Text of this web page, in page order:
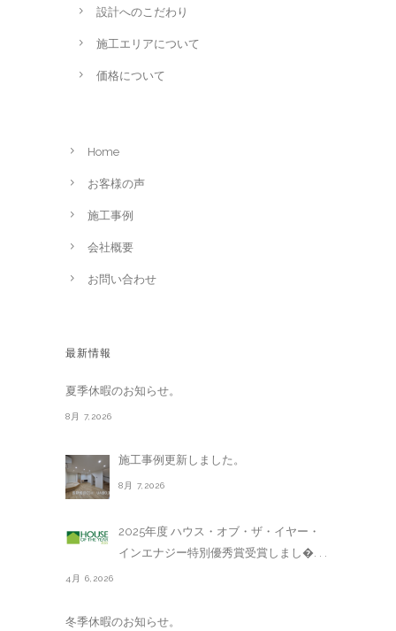
設計へのこだわり
施工エリアについて
価格について
Home
お客様の声
施工事例
会社概要
お問い合わせ
最新情報
夏季休暇のお知らせ。
8月 7,2026
施工事例更新しました。
8月 7,2026
2025年度 ハウス・オブ・ザ・イヤー・
インエナジー特別優秀賞受賞しまし�. . .
4月 6,2026
冬季休暇のお知らせ。